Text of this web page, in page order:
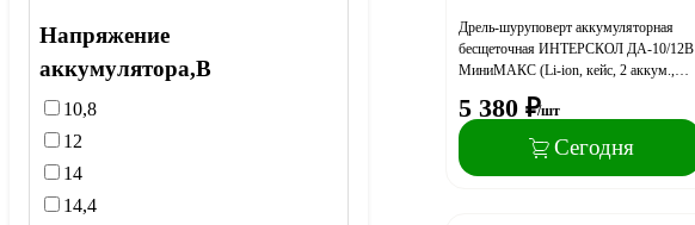
Напряжение
аккумулятора,В
10,8
12
14
14,4
Дрель-шуруповерт аккумуляторная
бесщеточная ИНТЕРСКОЛ ДА-10/12В
МиниМАКС (Li-ion, кейс, 2 аккум.,
5 380 ₽/шт
Сегодня